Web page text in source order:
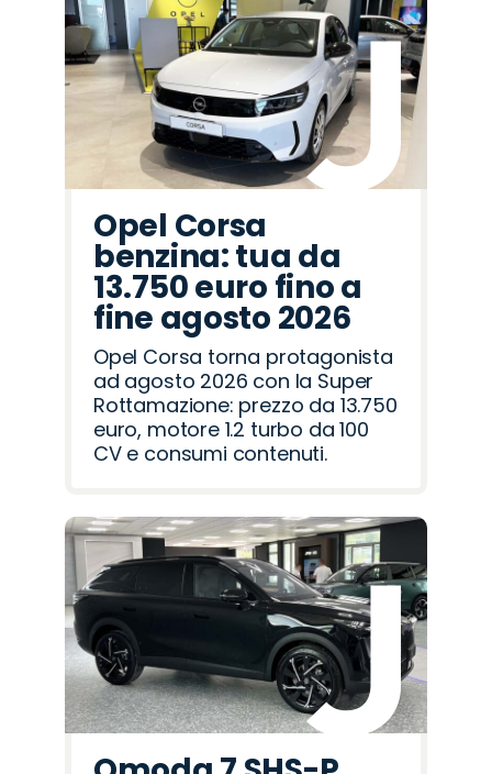
Opel Corsa
benzina: tua da
13.750 euro fino a
fine agosto 2026
Opel Corsa torna protagonista
ad agosto 2026 con la Super
Rottamazione: prezzo da 13.750
euro, motore 1.2 turbo da 100
CV e consumi contenuti.